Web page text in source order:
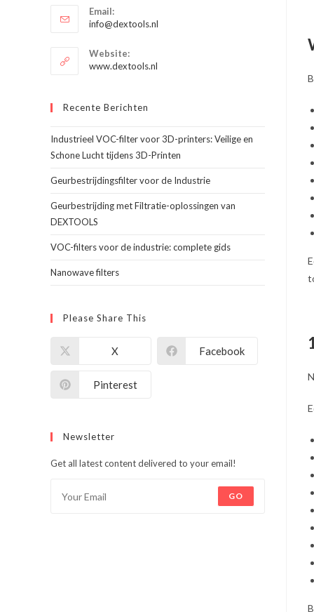
toepassing
in
je
toepassing
Email:
info@dextools.nl
Website:
www.dextools.nl
Recente Berichten
Industrieel VOC-filter voor 3D-printers: Veilige en
Schone Lucht tijdens 3D-Printen
Geurbestrijdingsfilter voor de Industrie
Geurbestrijding met Filtratie-oplossingen van
DEXTOOLS
VOC-filters voor de industrie: complete gids
Nanowave filters
Please Share This
X Facebook
Pinterest
Newsletter
Get all latest content delivered to your email!
GO